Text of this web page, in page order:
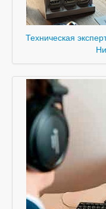
Техническая